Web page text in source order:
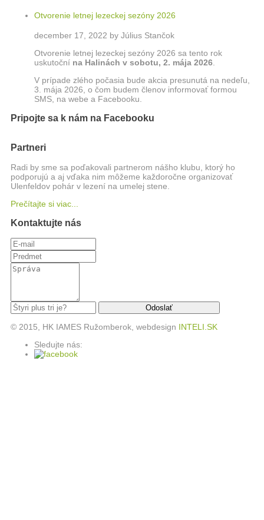
Otvorenie letnej lezeckej sezóny 2026
december 17, 2022 by Július Stančok
Otvorenie letnej lezeckej sezóny 2026 sa tento rok
uskutoční na Halinách v sobotu, 2. mája 2026.
V prípade zlého počasia bude akcia presunutá na nedeľu,
3. mája 2026, o čom budem členov informovať formou
SMS, na webe a Facebooku.
Pripojte sa k nám na Facebooku
Partneri
Radi by sme sa poďakovali partnerom nášho klubu, ktorý ho
podporujú a aj vďaka nim môžeme každoročne organizovať
Ulenfeldov pohár v lezení na umelej stene.
Prečítajte si viac...
Kontaktujte nás
© 2015, HK IAMES Ružomberok, webdesign INTELI.SK
Sledujte nás: